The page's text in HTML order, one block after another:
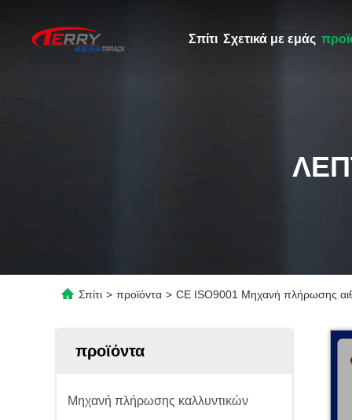
Σπίτι Σχετικά με εμάς
Σπίτι > προϊόντα > CE ISO9001 Μηχανή πλήρωσης
προϊόντα
Μηχανή πλήρωσης καλλυντικών